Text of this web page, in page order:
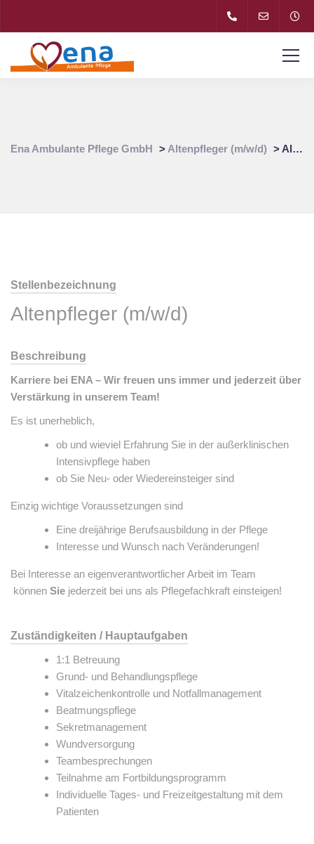
Ena Ambulante Pflege GmbH > Altenpfleger (m/w/d) >Altenpfleger (m/w/d) für Pflegedienst in 81677 Bogenhausen
Stellenbezeichnung
Altenpfleger (m/w/d)
Beschreibung
Karriere bei ENA – Wir freuen uns immer und jederzeit über
Verstärkung in unserem Team!
Es ist unerheblich,
ob und wieviel Erfahrung Sie in der außerklinischen
Intensivpflege haben
ob Sie Neu- oder Wiedereinsteiger sind
Einzig wichtige Voraussetzungen sind
Eine dreijährige Berufsausbildung in der Pflege
Interesse und Wunsch nach Veränderungen!
Bei Interesse an eigenverantwortlicher Arbeit im Team
können Sie jederzeit bei uns als Pflegefachkraft einsteigen!
Zuständigkeiten / Hauptaufgaben
1:1 Betreuung
Grund- und Behandlungspflege
Vitalzeichenkontrolle und Notfallmanagement
Beatmungspflege
Sekretmanagement
Wundversorgung
Teambesprechungen
Teilnahme am Fortbildungsprogramm
Individuelle Tages- und Freizeitgestaltung mit dem
Patienten